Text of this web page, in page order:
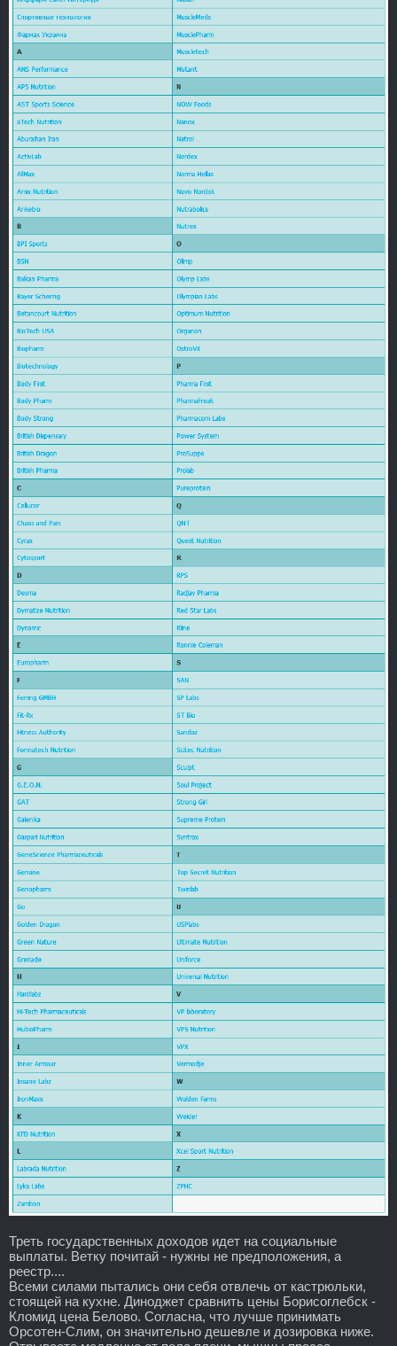
Треть государственных доходов идет на социальные
выплаты. Ветку почитай - нужны не предположения, а
реестр....
Всеми силами пытались они себя отвлечь от кастрюльки,
стоящей на кухне. Диноджет сравнить цены Борисоглебск -
Кломид цена Белово. Согласна, что лучше принимать
Орсотен-Слим, он значительно дешевле и дозировка ниже.